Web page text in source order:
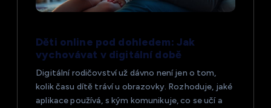
Děti online pod dohledem: Jak
vychovávat v digitální době
Digitální rodičovství už dávno není jen o tom,
kolik času dítě tráví u obrazovky. Rozhoduje, jaké
aplikace používá, s kým komunikuje, co se učí a